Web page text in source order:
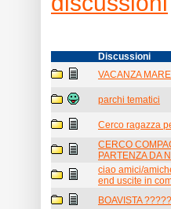
Discussioni
VACANZA
parchi tematici
Cerco ragazza
CERCO
PARTENZA DA
ciao amici/
end uscite in
BOAVISTA